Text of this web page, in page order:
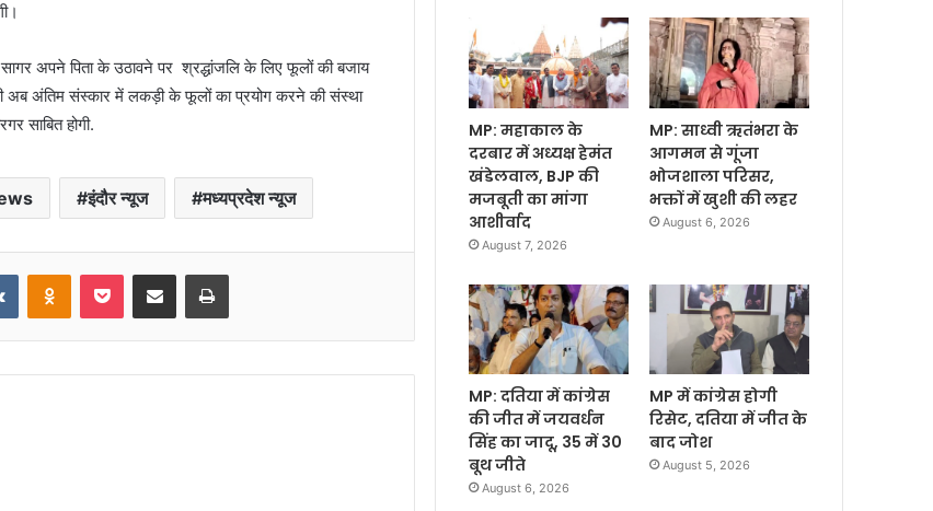
अपने पिता के उठावने पर श्रद्धांजलि के लिए फूलों की बजाय
अब अंतिम संस्कार में लकड़ी के फूलों का प्रयोग करने की संस्था
साबित होगी.
इंदौर न्यूज मध्यप्रदेश न्यूज
VKontakteOdnoklassniki
Pocket Share via Email Print
MP: महाकाल के
दरबार में अध्यक्ष हेमंत
खंडेलवाल, BJP की
मजबूती का मांगा
आशीर्वाद
August 7, 2026
MP: साध्वी ऋतंभरा के
आगमन से गूंजा
भोजशाला परिसर,
भक्तों में खुशी की लहर
August 6, 2026
MP: दतिया में कांग्रेस
की जीत में जयवर्धन
सिंह का जादू, 35 में 30
बूथ जीते
August 6, 2026
MP में कांग्रेस होगी
रिसेट, दतिया में जीत के
बाद जोश
August 5, 2026